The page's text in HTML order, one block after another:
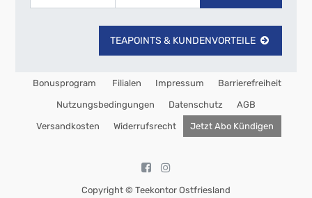
TEAPOINTS & KUNDENVORTEILE
Bonusprogram Filialen Impressum Barrierefreiheit
Nutzungsbedingungen Datenschutz AGB
Versandkosten Widerrufsrecht Jetzt Abo Kündigen
Copyright © Teekontor Ostfriesland